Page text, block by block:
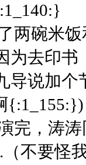
两碗米
为去印书
导说加
{:1_155:})
完，涛
不要怪